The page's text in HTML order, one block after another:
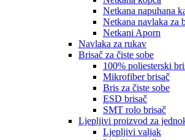
Netkana napuhana
Netkana navlaka za
Netkani Aporn
Navlaka za rukav
Brisač za čiste sobe
100% poliesterski
Mikrofiber brisač
Bris za čiste sobe
ESD brisač
SMT rolo brisač
Ljepljivi proizvod za
Ljepljivi valjak